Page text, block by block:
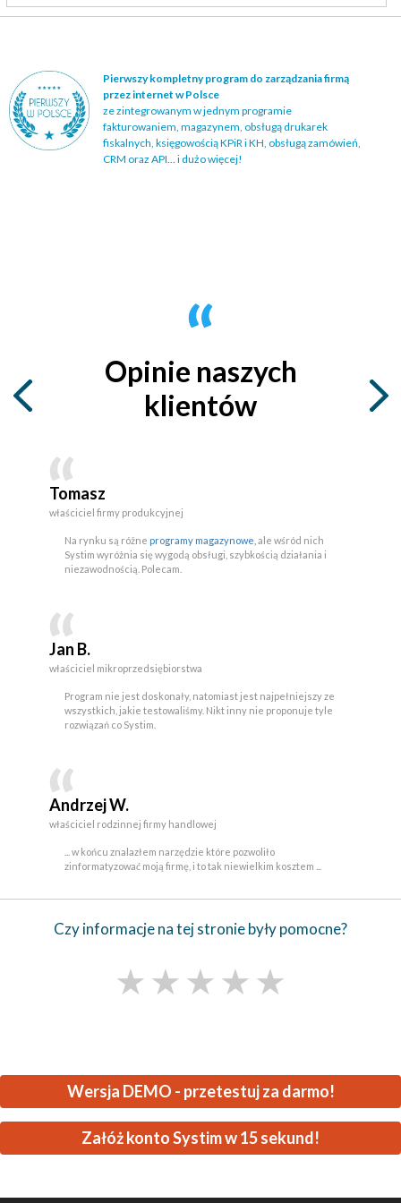
Pierwszy kompletny program do zarządzania firmą
przez internet w Polsce
ze zintegrowanym w jednym programie
fakturowaniem, magazynem, obsługą drukarek
fiskalnych, księgowością KPiR i KH, obsługą zamówień,
CRM oraz API... i dużo więcej!
Opinie naszych
klientów
Tomasz
właściciel firmy produkcyjnej
Na rynku są różne programy magazynowe, ale wśród nich
Systim wyróżnia się wygodą obsługi, szybkością działania i
niezawodnością. Polecam.
Jan B.
właściciel mikroprzedsiębiorstwa
Program nie jest doskonały, natomiast jest najpełniejszy ze
wszystkich, jakie testowaliśmy. Nikt inny nie proponuje tyle
rozwiązań co Systim.
Andrzej W.
właściciel rodzinnej firmy handlowej
... w końcu znalazłem narzędzie które pozwoliło
zinformatyzować moją firmę, i to tak niewielkim kosztem ...
Czy informacje na tej stronie były pomocne?
★★★★★
Wersja DEMO - przetestuj za darmo!
Załóż konto Systim w 15 sekund!